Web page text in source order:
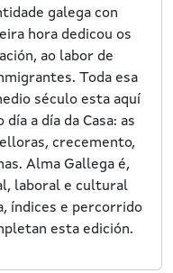
galega con
hora dedicou os
ao labor de
Toda esa
século esta aquí
a día da Casa: as
crecemento,
Alma Gallega é,
laboral e cultural
índices e percorrido
esta edición.